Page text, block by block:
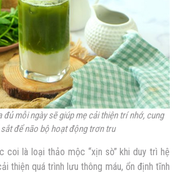
đủ mỗi ngày sẽ giúp mẹ cải thiện trí nhớ, cung
để não bộ hoạt động trơn tru
coi là loại thảo mộc “xịn sò” khi duy trì hệ
thiện quá trình lưu thông máu, ổn định tĩnh